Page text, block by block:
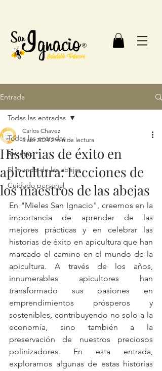
Entrada
Todas las entradas
Recetas
El mundo de las abejas
Cuidado personal
Todas las entradas
Historias de éxito en
apicultura: Lecciones de
los maestros de las abejas
Carlos Chavez
5 abr 2024 2 min de lectura
En "Mieles San Ignacio", creemos en la
importancia de aprender de las
mejores prácticas y en celebrar las
historias de éxito en apicultura que han
marcado el camino en el mundo de la
apicultura. A través de los años,
innumerables apicultores han
transformado sus pasiones en
emprendimientos prósperos y
sostenibles, contribuyendo no solo a la
economía, sino también a la
preservación de nuestros preciosos
polinizadores. En esta entrada,
exploramos algunas de estas historias